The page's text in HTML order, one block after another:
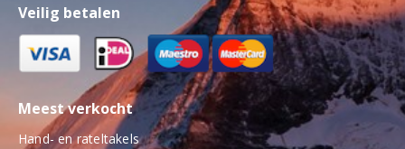
Veilig betalen
Meest verkocht
Hand- en rateltakels